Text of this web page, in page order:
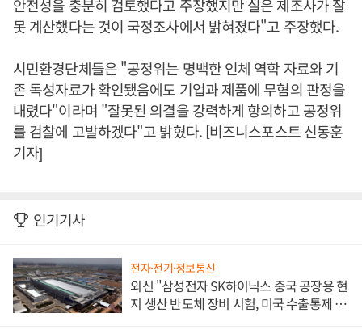
안전성을 충분히 검토했다고 주장했지만 실은 제조사가 잘
못 계산했다는 것이 국정조사에서 밝혀졌다"고 주장했다.
시민환경단체들은 "공정위는 명백한 인체 역학 자료와 기
존 독성자료가 확인됐음에도 기업과 제품에 무혐의 판정을
내렸다"이라며 "잘못된 의결을 강력하게 항의하고 공정위
를 검찰에 고발하겠다"고 밝혔다. [비즈니스포스트 신동훈
기자]
인기기사
전자·전기·정보통신
외신 "삼성전자 SK하이닉스 중국 공장용 현
지 생산 반도체 장비 시험, 미국 수출통제 대